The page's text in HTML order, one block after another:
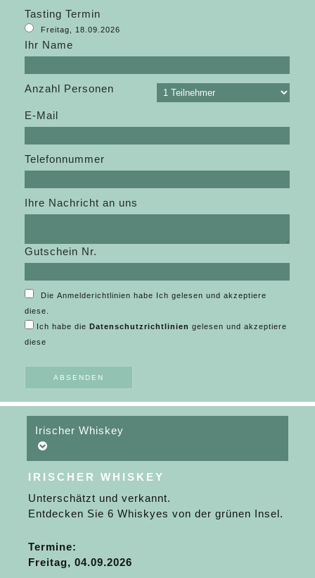
Tasting Termin
Freitag, 18.09.2026
Ihr Name
Anzahl Personen
E-Mail
Telefonnummer
Ihre Nachricht an uns
Gutschein Nr.
Die Anmelderichtlinien habe Ich gelesen und akzeptiere
diese.
Ich habe dieDatenschutzrichtlinien gelesen und akzeptiere
diese
Irischer Whiskey
IRISCHER WHISKEY
Unterschätzt und verkannt.
Entdecken Sie 6 Whiskyes von der grünen Insel.
Termine:
Freitag, 04.09.2026